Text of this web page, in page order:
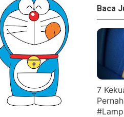
Baca
7